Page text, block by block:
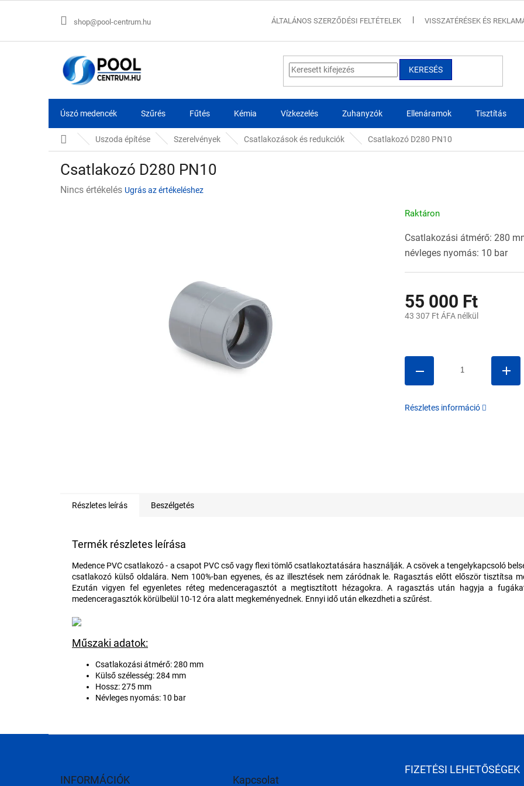
shop@pool-centrum.hu ÁLTALÁNOS SZERZŐDÉSI FELTÉTELEK VISSZATÉRÉSEK ÉS
KERESÉS
Úszó medencék Szűrés Fűtés Kémia Vízkezelés Zuhanyzók Ellenáramok Tisztítás
KezdőlapUszoda építése Szerelvények Csatlakozások és redukciók Csatlakozó D280 PN10
Csatlakozó D280 PN10
ANincs értékelés Ugrás az értékeléshez
55 000 Ft
43 307 Ft ÁFA nélkül
Raktáron
Csatlakozási átmérő: 280
névleges nyomás: 10 bar
Részletes információ
Részletes leírás Beszélgetés
Termék részletes leírása
Medence PVC csatlakozó - a csapot PVC cső vagy flexi tömlő csatlakoztatására használják. A csövek a tengelykapcsoló
csatlakozó külső oldalára. Nem 100%-ban egyenes, és az illesztések nem záródnak le. Ragasztás előtt először tisztítsa
Ezután vigyen fel egyenletes réteg medenceragasztót a megtisztított hézagokra. A ragasztás után hagyja a
medenceragasztók körülbelül 10-12 óra alatt megkeményednek. Ennyi idő után elkezdheti a szűrést.
Műszaki adatok:
Csatlakozási átmérő: 280 mm
Külső szélesség: 284 mm
Hossz: 275 mm
Névleges nyomás: 10 bar
INFORMÁCIÓK Kapcsolat
FIZETÉSI LEHETŐSÉGEK